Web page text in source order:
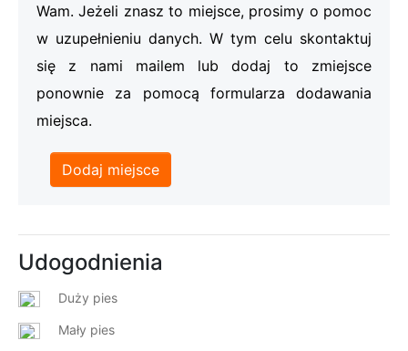
Wam. Jeżeli znasz to miejsce, prosimy o pomoc
w uzupełnieniu danych. W tym celu skontaktuj
się z nami mailem lub dodaj to zmiejsce
ponownie za pomocą formularza dodawania
miejsca.
Dodaj miejsce
Udogodnienia
Duży pies
Mały pies